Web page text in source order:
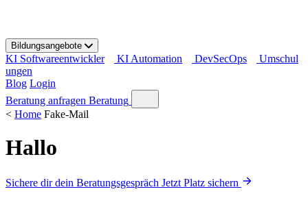
t
o
c
o
n
t
Bildungsangebote
KI Softwareentwickler KI Automation DevSecOps
Umschul
ungen
Blog Login
Beratung anfragen Beratung
< Home Fake-Mail
Hallo
Sichere dir dein Beratungsgespräch Jetzt Platz sichern